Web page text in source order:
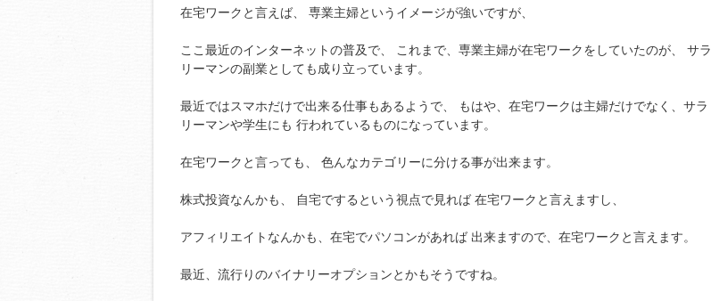
在宅ワークと言えば、 専業主婦というイメージが強いですが、
ここ最近のインターネットの普及で、 これまで、専業主婦が在宅ワークをしていたのが、 サラ
リーマンの副業としても成り立っています。
最近ではスマホだけで出来る仕事もあるようで、 もはや、在宅ワークは主婦だけでなく、サラ
リーマンや学生にも 行われているものになっています。
在宅ワークと言っても、 色んなカテゴリーに分ける事が出来ます。
株式投資なんかも、 自宅でするという視点で見れば 在宅ワークと言えますし、
アフィリエイトなんかも、在宅でパソコンがあれば 出来ますので、在宅ワークと言えます。
最近、流行りのバイナリーオプションとかもそうですね。